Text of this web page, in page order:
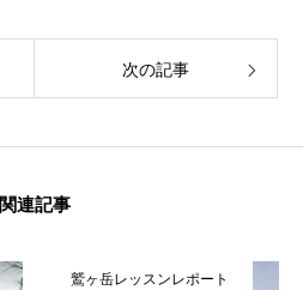
次の記事
関連記事
鷲ヶ岳レッスンレポート